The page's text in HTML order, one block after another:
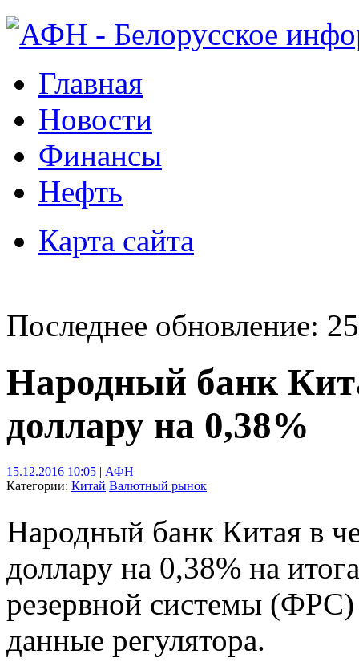
Главная
Новости
Финансы
Нефть
Карта сайта
Последнее обновление:
Народный банк
доллару на 0,38%
15.12.2016 10:05 | АФН
Категории: Китай Валютный рынок
Народный банк Китая в
доллару на 0,38% на
резервной системы
данные регулятора.